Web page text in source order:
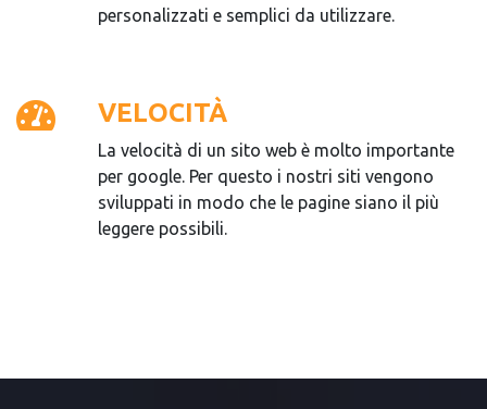
personalizzati e semplici da utilizzare.
VELOCITÀ
La velocità di un sito web è molto importante
per google. Per questo i nostri siti vengono
sviluppati in modo che le pagine siano il più
leggere possibili.